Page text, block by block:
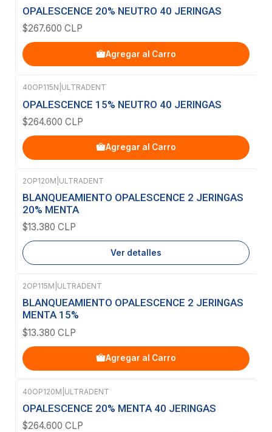
OPALESCENCE 20% NEUTRO 40 JERINGAS
$267.600 CLP
Agregar al Carro
40OP115N ULTRADENT
OPALESCENCE 15% NEUTRO 40 JERINGAS
$264.600 CLP
Agregar al Carro
Agotado
2OP120M ULTRADENT
BLANQUEAMIENTO OPALESCENCE 2 JERINGAS
20% MENTA
$13.380 CLP
Ver detalles
2OP115M ULTRADENT
BLANQUEAMIENTO OPALESCENCE 2 JERINGAS
MENTA 15%
$13.380 CLP
Agregar al Carro
40OP120M ULTRADENT
OPALESCENCE 20% MENTA 40 JERINGAS
$264.600 CLP